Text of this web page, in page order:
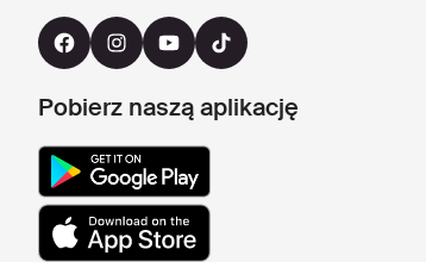
Pobierz naszą aplikację